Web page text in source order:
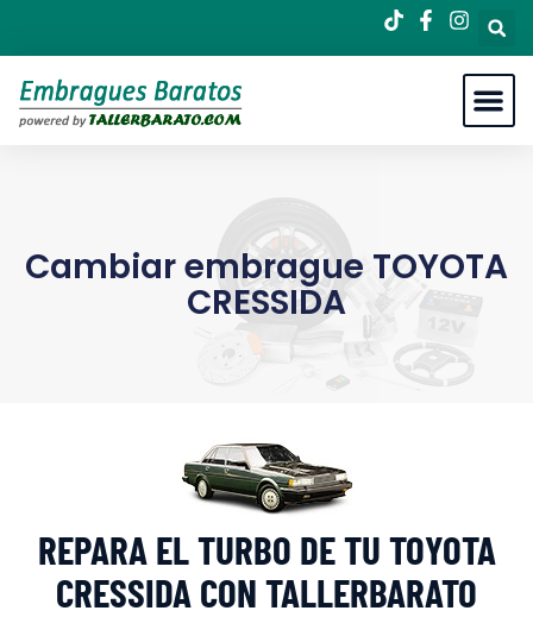
Cambiar embrague TOYOTA
CRESSIDA
REPARA EL TURBO DE TU TOYOTA
CRESSIDA CON TALLERBARATO